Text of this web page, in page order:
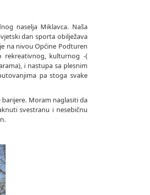
naselja Miklavca. Naša
dan sporta obilježava
na nivou Općine Podturen
rekreativnog, kulturnog -(
i nastupa sa plesnim
pa stoga svake
Moram naglasiti da
svestranu i nesebičnu